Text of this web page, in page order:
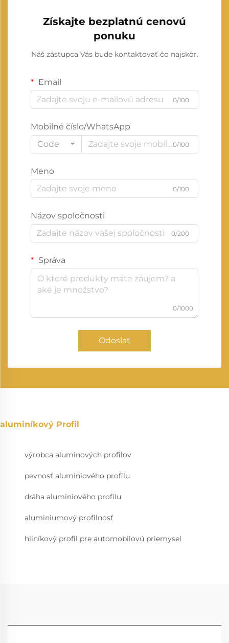
Získajte bezplatnú cenovú
ponuku
Náš zástupca Vás bude kontaktovať čo najskôr.
Email
0/100
Mobilné číslo/WhatsApp
Code
0/100
Meno
0/100
Názov spoločnosti
0/200
Správa
0/1000
Odoslať
aluminíkový Profil
výrobca aluminových profilov
pevnosť aluminiového profilu
dráha aluminiového profilu
aluminiumový profilnosť
hliníkový profil pre automobilovú priemysel